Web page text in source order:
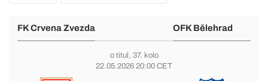
FK Crvena Zvezda OFK Bělehrad
o titul , 37. kolo
22.05.2026 20:00 CET